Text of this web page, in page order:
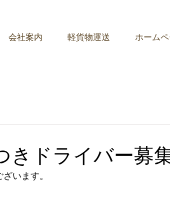
会社案内 軽貨物運送 ホーム
ドライバー募
います。